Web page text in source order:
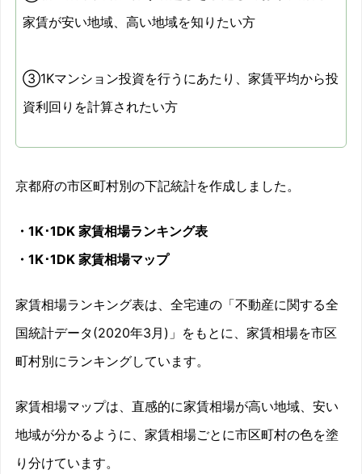
家賃が安い地域、高い地域を知りたい方
③1Kマンション投資を行うにあたり、家賃平均から投
資利回りを計算されたい方
京都府の市区町村別の下記統計を作成しました。
・1K･1DK 家賃相場ランキング表
・ 1K･1DK 家賃相場マップ
家賃相場ランキング表は、全宅連の「不動産に関する全
国統計データ(2020年3月)」をもとに、家賃相場を市区
町村別にランキングしています。
家賃相場マップは、直感的に家賃相場が高い地域、安い
地域が分かるように、家賃相場ごとに市区町村の色を塗
り分けています。